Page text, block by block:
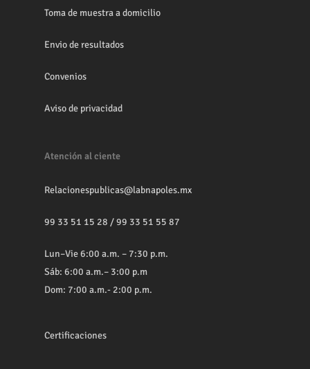
Toma de muestra a domicilio
Envio de resultados
Convenios
Aviso de privacidad
Atención al ciente
Relacionespublicas@labnapoles.mx
99 33 51 15 28 /99 33 51 55 87
Lun–Vie 6:00 a.m. – 7:30 p.m.
Sáb: 6:00 a.m.– 3:00 p.m
Dom: 7:00 a.m.- 2:00 p.m.
Certificaciones